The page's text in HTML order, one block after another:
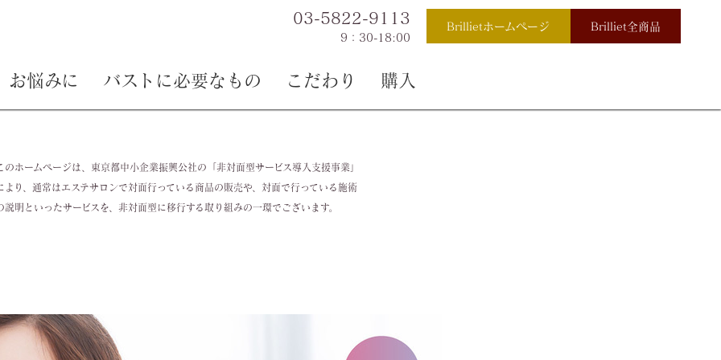
03-5822-9113
9：30-18:00
Brillietホームページ Brilliet全商品
お悩みに バストに必要なもの こだわり 購入
のホームページは、東京都中小企業振興公社の「非対面型サービス導入支援事業」
より、通常はエステサロンで対面行っている商品の販売や、対面で行っている施術
説明といったサービスを、非対面型に移行する取り組みの一環でございます。